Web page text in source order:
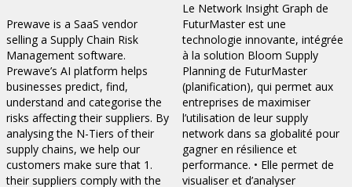
Prewave is a SaaS vendor
selling a Supply Chain Risk
Management software.
Prewave’s AI platform helps
businesses predict, find,
understand and categorise the
risks affecting their suppliers. By
analysing the N-Tiers of their
supply chains, we help our
customers make sure that 1.
their suppliers comply with the
Le Network Insight Graph de
FuturMaster est une
technologie innovante, intégrée
à la solution Bloom Supply
Planning de FuturMaster
(planification), qui permet aux
entreprises de maximiser
l’utilisation de leur supply
network dans sa globalité pour
gagner en résilience et
performance. • Elle permet de
visualiser et d’analyser